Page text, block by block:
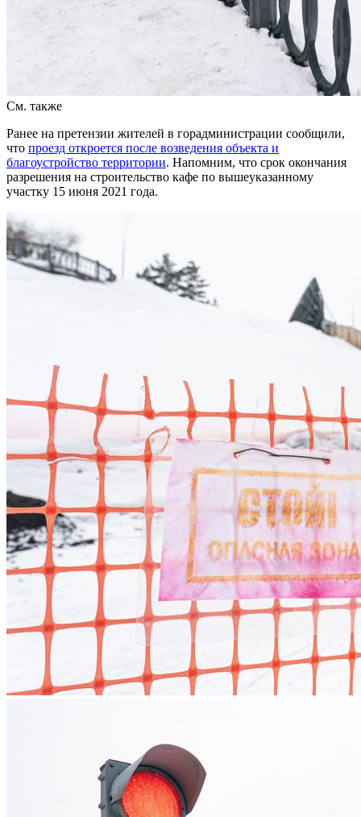
См. также
Ранее на претензии жителей в горадминистрации сообщили,
что проезд откроется после возведения объекта и
благоустройство территории. Напомним, что срок окончания
разрешения на строительство кафе по вышеуказанному
участку 15 июня 2021 года.